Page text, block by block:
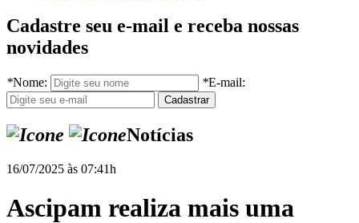
Cadastre seu e-mail e receba nossas
novidades
*Nome: *E-mail:
Notícias
16/07/2025 às 07:41h
Ascipam realiza mais uma